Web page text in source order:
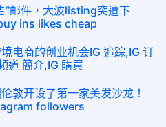
”邮件，大波listing突遭下
ins likes cheap
电商的创业机会IG 追踪,IG 订
道 簡介,IG 購買
敦开设了第一家美发沙龙！
followers